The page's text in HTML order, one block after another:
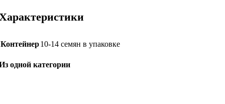
Контейнер10-14 семян в упаковке
одной категории